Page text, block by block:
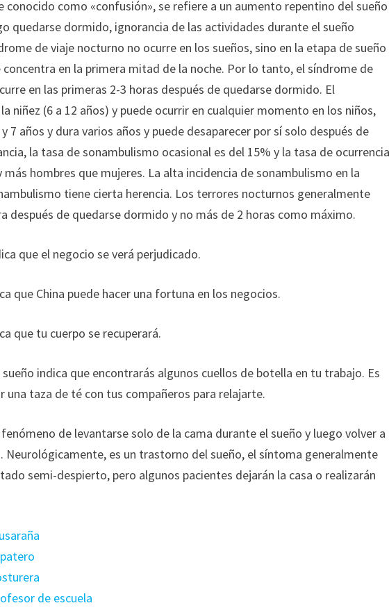
conocido como «confusión», se refiere a un aumento repentino del sueño
quedarse dormido, ignorancia de las actividades durante el sueño
de viaje nocturno no ocurre en los sueños, sino en la etapa de sueño
en la primera mitad de la noche. Por lo tanto, el síndrome de
en las primeras 2-3 horas después de quedarse dormido. El
niñez (6 a 12 años) y puede ocurrir en cualquier momento en los niños,
7 años y dura varios años y puede desaparecer por sí solo después de
la tasa de sonambulismo ocasional es del 15% y la tasa de
hombres que mujeres. La alta incidencia de sonambulismo en la
tiene cierta herencia. Los terrores nocturnos generalmente
después de quedarse dormido y no más de 2 horas como máximo.
que el negocio se verá perjudicado.
que China puede hacer una fortuna en los negocios.
que tu cuerpo se recuperará.
indica que encontrarás algunos cuellos de botella en tu trabajo. Es
taza de té con tus compañeros para relajarte.
de levantarse solo de la cama durante el sueño y luego volver a
Neurológicamente, es un trastorno del sueño, el síntoma generalmente
semi-despierto, pero algunos pacientes dejarán la casa o realizarán
de escuela